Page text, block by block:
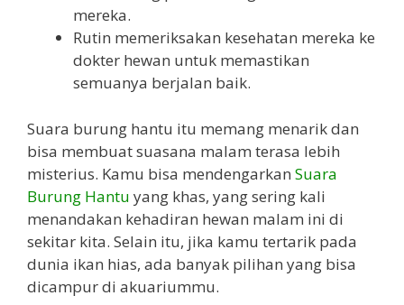
mereka.
Rutin memeriksakan kesehatan mereka ke
dokter hewan untuk memastikan
semuanya berjalan baik.
Suara burung hantu itu memang menarik dan
bisa membuat suasana malam terasa lebih
misterius. Kamu bisa mendengarkan Suara
Burung Hantu yang khas, yang sering kali
menandakan kehadiran hewan malam ini di
sekitar kita. Selain itu, jika kamu tertarik pada
dunia ikan hias, ada banyak pilihan yang bisa
dicampur di akuariummu.